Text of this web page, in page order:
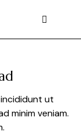
ut
minim veniam.